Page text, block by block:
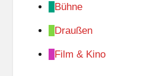
Bühne
Draußen
Film & Kino